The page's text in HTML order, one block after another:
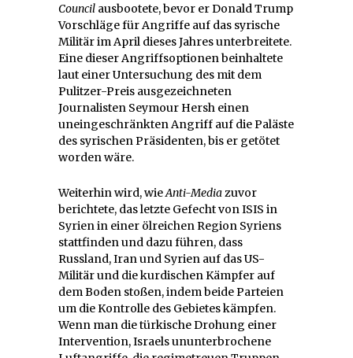
Council ausbootete, bevor er Donald Trump
Vorschläge für Angriffe auf das syrische
Militär im April dieses Jahres unterbreitete.
Eine dieser Angriffsoptionen beinhaltete
laut einer Untersuchung des mit dem
Pulitzer-Preis ausgezeichneten
Journalisten Seymour Hersh einen
uneingeschränkten Angriff auf die Paläste
des syrischen Präsidenten, bis er getötet
worden wäre.
Weiterhin wird, wieAnti-Mediazuvor
berichtete, das letzte Gefecht von ISIS in
Syrien in einer ölreichen Region Syriens
stattfinden und dazu führen, dass
Russland, Iran und Syrien auf das US-
Militär und die kurdischen Kämpfer auf
dem Boden stoßen, indem beide Parteien
um die Kontrolle des Gebietes kämpfen.
Wenn man die türkische Drohung einer
Intervention, Israels ununterbrochene